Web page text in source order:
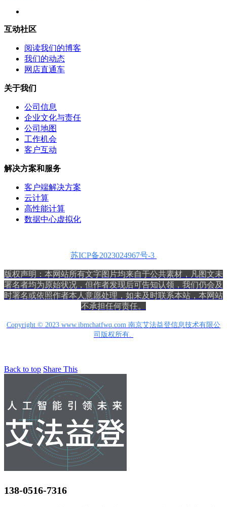
互动社区
阅读我们的博客
我们的动态
网店直通车
关于我们
公司信息
企业文化与责任
公司地图
工作机会
客户互动
解决方案和服务
客户端解决方案
云计算
高性能计算
数据中心虚拟化
苏ICP备2023024967号-3
版权声明：本网站所有文字图片均来自于公共素材， 凡图文未
署名者均为原始状况，但作者发现后可告知认领，我们仍会及
时署名或依照作者本人意愿处理，如未及时联系本站，本网站
不承担任何责任。
Copyright © 2023 www.ibmchatfwq.com 南京艾法益登信息技术有限公
司版权所有.
Back to top Share This
138-0516-7316